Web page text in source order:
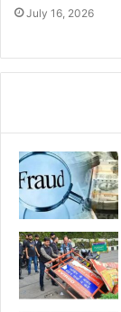
July 16, 2026